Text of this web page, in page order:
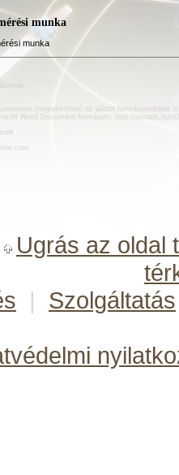
munka
munka
megtekinthető az alábbi formátumokban
Word Document formátum:
http://terratis.hu/
Ugrás az oldal
| Szolgáltatás